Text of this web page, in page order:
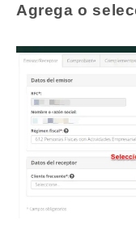
Agrega o